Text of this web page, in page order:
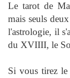
Le tarot de
mais seuls
l'astrologie, il
du XVIIII, le
Si vous tirez